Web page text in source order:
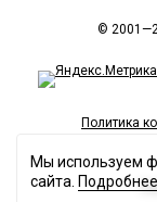
©
Политика
Мы используем
сайта. Подробнее